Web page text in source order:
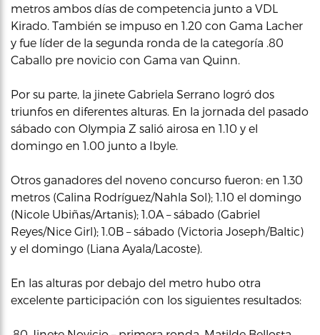
metros ambos días de competencia junto a VDL
Kirado. También se impuso en 1.20 con Gama Lacher
y fue líder de la segunda ronda de la categoría .80
Caballo pre novicio con Gama van Quinn.
Por su parte, la jinete Gabriela Serrano logró dos
triunfos en diferentes alturas. En la jornada del pasado
sábado con Olympia Z salió airosa en 1.10 y el
domingo en 1.00 junto a Ibyle.
Otros ganadores del noveno concurso fueron: en 1.30
metros (Calina Rodríguez/Nahla Sol); 1.10 el domingo
(Nicole Ubiñas/Artanis); 1.0A – sábado (Gabriel
Reyes/Nice Girl); 1.0B – sábado (Victoria Joseph/Baltic)
y el domingo (Liana Ayala/Lacoste).
En las alturas por debajo del metro hubo otra
excelente participación con los siguientes resultados: